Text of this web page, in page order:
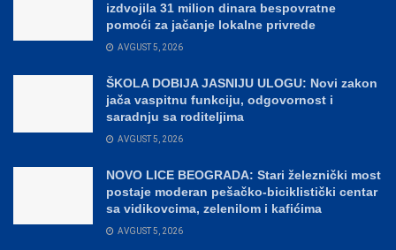
izdvojila 31 milion dinara bespovratne
pomoći za jačanje lokalne privrede
AVGUST 5, 2026
ŠKOLA DOBIJA JASNIJU ULOGU: Novi zakon
jača vaspitnu funkciju, odgovornost i
saradnju sa roditeljima
AVGUST 5, 2026
NOVO LICE BEOGRADA: Stari železnički most
postaje moderan pešačko-biciklistički centar
sa vidikovcima, zelenilom i kafićima
AVGUST 5, 2026